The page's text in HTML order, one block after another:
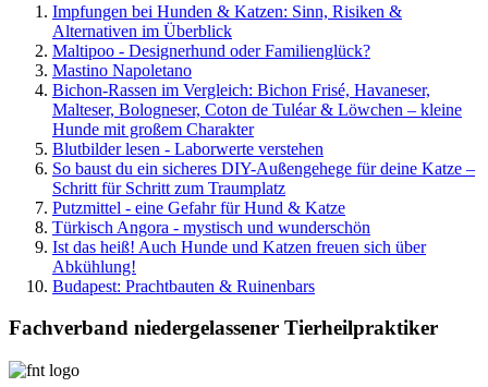
Impfungen bei Hunden & Katzen: Sinn, Risiken &
Alternativen im Überblick
Maltipoo - Designerhund oder Familienglück?
Mastino Napoletano
Bichon-Rassen im Vergleich: Bichon Frisé, Havaneser,
Malteser, Bologneser, Coton de Tuléar & Löwchen – kleine
Hunde mit großem Charakter
Blutbilder lesen - Laborwerte verstehen
So baust du ein sicheres DIY-Außengehege für deine Katze –
Schritt für Schritt zum Traumplatz
Putzmittel - eine Gefahr für Hund & Katze
Türkisch Angora - mystisch und wunderschön
Ist das heiß! Auch Hunde und Katzen freuen sich über
Abkühlung!
Budapest: Prachtbauten & Ruinenbars
Fachverband niedergelassener Tierheilpraktiker